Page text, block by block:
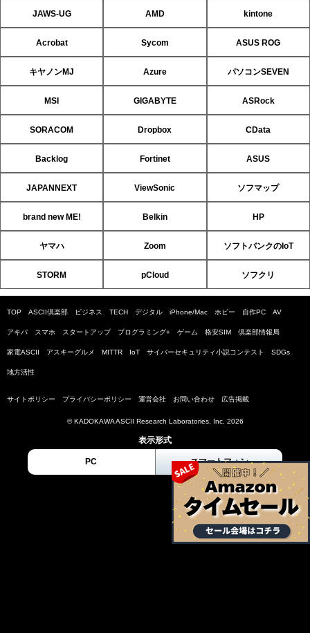
JAWS-UG AMD kintone
Acrobat Sycom ASUS ROG
キヤノンMJ Azure パソコンSEVEN
MSI GIGABYTE ASRock
SORACOM Dropbox CData
Backlog Fortinet ASUS
JAPANNEXT ViewSonic ソフマップ
brand new ME! Belkin HP
ヤマハ Zoom ソフトバンクのIoT
STORM pCloud ソフクリ
TOP ASCII倶楽部 ビジネス TECH デジタル iPhone/Mac ホビー 自作PC AV
アキバ スマホ スタートアップ プログラミング+ ゲーム 格安SIM 倶楽部情報局
家電ASCII アスキーグルメ MITTR IoT サイバーセキュリティ小説コンテスト SDGs
地方活性
サイトポリシー プライバシーポリシー 運営会社 お問い合わせ 広告掲載
© KADOKAWA ASCII Research Laboratories, Inc. 2026
表示形式
PC スマートフォン